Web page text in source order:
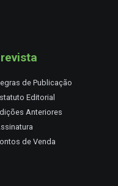
de Publicação
Editorial
Anteriores
de Venda